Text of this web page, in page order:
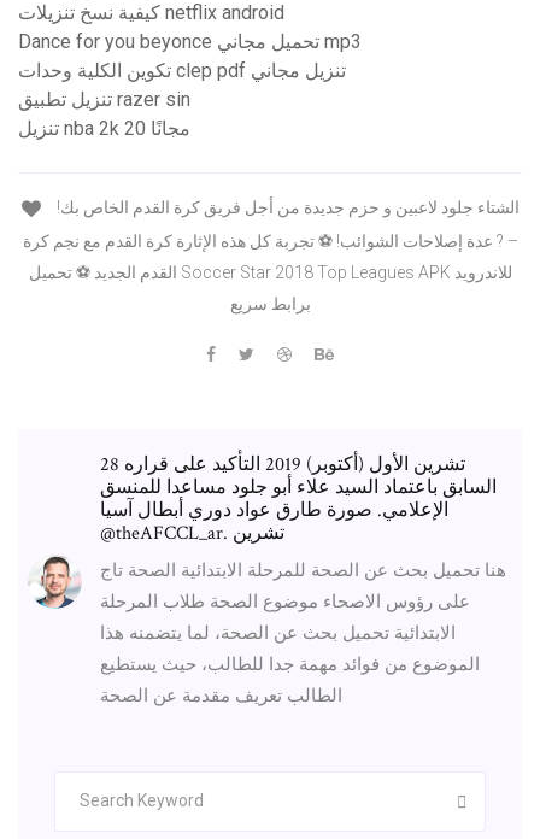
كيفية نسخ تنزيلات netflix android
Dance for you beyonce تحميل مجاني mp3
تكوين الكلية وحدات clep pdf تنزيل مجاني
تنزيل تطبيق razer sin
تنزيل nba 2k 20 مجانًا
– ? عدة إصلاحات الشوائب! ⚽ تجربة كل هذه الإثارة كرة القدم مع نجم كرة
القدم الجديد ⚽ تحميل Soccer Star 2018 Top Leagues APK للاندرويد
برابط سريع
28 تشرين الأول (أكتوبر) 2019 التأكيد على قراره
السابق باعتماد السيد علاء أبو جلود مساعدا للمنسق
الإعلامي. صورة طارق عواد دوري أبطال آسيا
هنا تحميل بحث عن الصحة للمرحلة الابتدائية الصحة تاج
على رؤوس الاصحاء موضوع الصحة طلاب المرحلة
الابتدائية تحميل بحث عن الصحة، لما يتضمنه هذا
الموضوع من فوائد مهمة جدا للطالب، حيث يستطيع
الطالب تعريف مقدمة عن الصحة